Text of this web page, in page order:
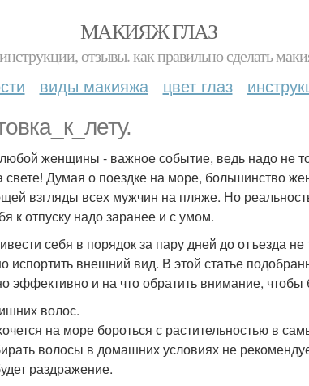
МАКИЯЖ ГЛАЗ
отзывы. как правильно сделать
виды макияжа цвет глаз
женщины - важное событие, ведь надо не
свете! Думая о поездке на море, большинство
взгляды всех мужчин на пляже. Но
к отпуску надо заранее и с умом.
себя в порядок за пару дней до отъезда
испортить внешний вид. В этой статье
эффективно и на что обратить внимание, чтобы
волос.
на море бороться с растительностью в
волосы в домашних условиях не
раздражение.